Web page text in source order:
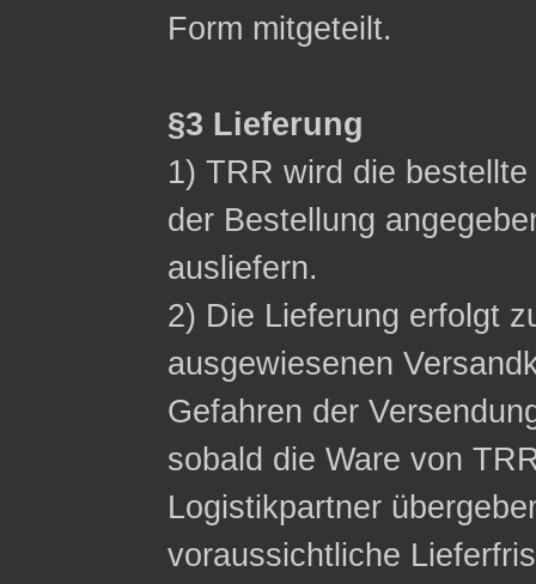
Form mitgeteilt.
§3 Lieferung
1) TRR wird die
der Bestellung
ausliefern.
2) Die Lieferung erfolgt
ausgewiesenen
Gefahren der
sobald die Ware von
Logistikpartner
voraussichtliche